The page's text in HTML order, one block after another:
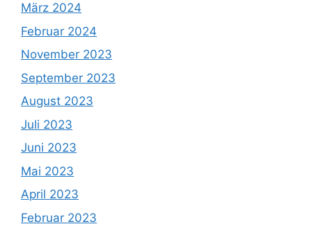
März 2024
Februar 2024
November 2023
September 2023
August 2023
Juli 2023
Juni 2023
Mai 2023
April 2023
Februar 2023